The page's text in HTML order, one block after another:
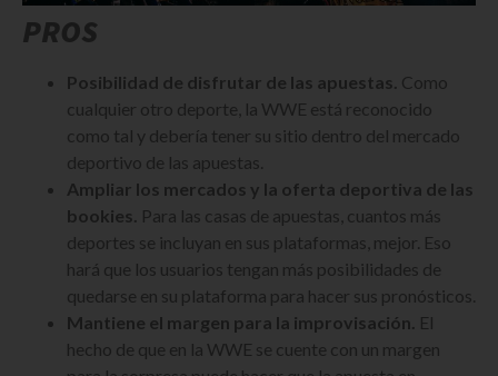
PROS
Posibilidad de disfrutar de las apuestas. Como
cualquier otro deporte, la WWE está reconocido
como tal y debería tener su sitio dentro del mercado
deportivo de las apuestas.
Ampliar los mercados y la oferta deportiva de las
bookies. Para las casas de apuestas, cuantos más
deportes se incluyan en sus plataformas, mejor. Eso
hará que los usuarios tengan más posibilidades de
quedarse en su plataforma para hacer sus pronósticos.
Mantiene el margen para la improvisación. El
hecho de que en la WWE se cuente con un margen